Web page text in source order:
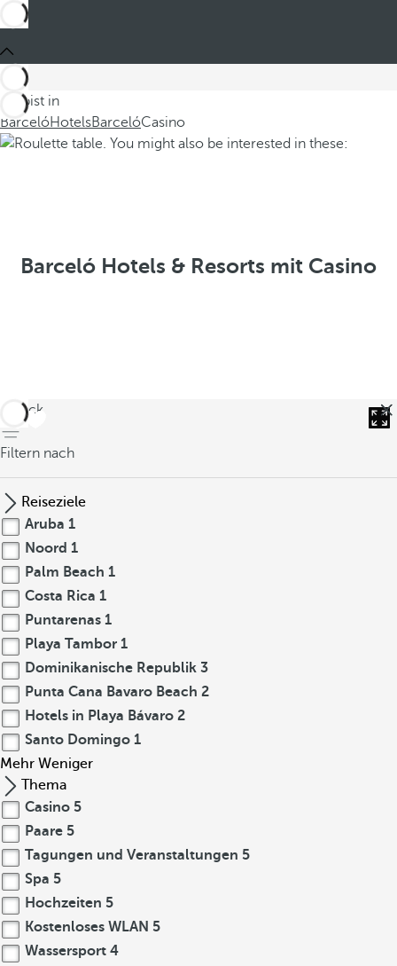
Du bist in
BarcelóHotelsBarcelóCasino
Barceló Hotels & Resorts mit Casino
zurück
Filtern nach
Reiseziele
Aruba 1
Noord 1
Palm Beach 1
Costa Rica 1
Puntarenas 1
Playa Tambor 1
Dominikanische Republik 3
Punta Cana Bavaro Beach 2
Hotels in Playa Bávaro 2
Santo Domingo 1
Mehr Weniger
Thema
Casino 5
Paare 5
Tagungen und Veranstaltungen 5
Spa 5
Hochzeiten 5
Kostenloses WLAN 5
Wassersport 4